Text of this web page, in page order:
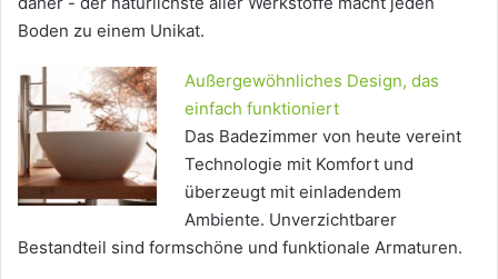
Boden zu einem Unikat.
Außergewöhnliches Design, das
einfach funktioniert
Das Badezimmer von heute vereint
Technologie mit Komfort und
überzeugt mit einladendem
Ambiente. Unverzichtbarer
Bestandteil sind formschöne und funktionale Armaturen.